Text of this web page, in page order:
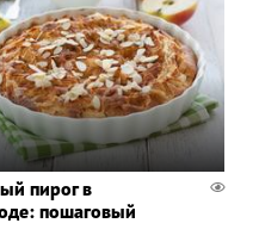
пирог в
пошаговый